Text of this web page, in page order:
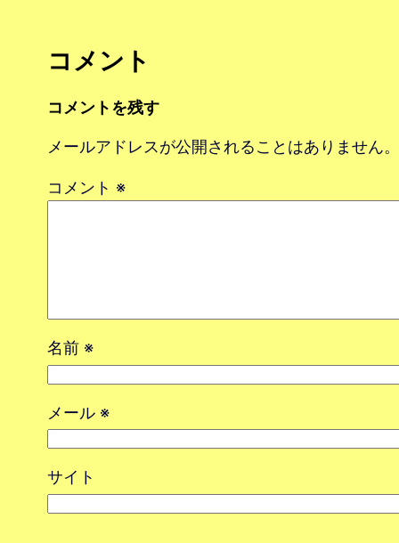
コメント
コメントを残す
メールアドレスが公開されることはありません。
コメント ※
名前 ※
メール ※
サイト